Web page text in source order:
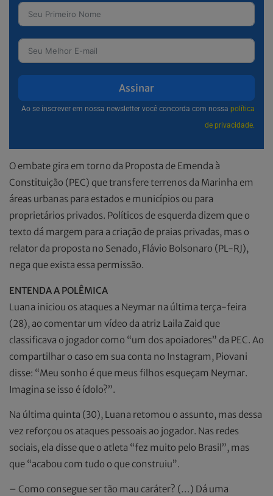
Assinar
Ao se inscrever em nossa newsletter você concorda com nossa política
de privacidade.
O embate gira em torno da Proposta de Emenda à
Constituição (PEC) que transfere terrenos da Marinha em
áreas urbanas para estados e municípios ou para
proprietários privados. Políticos de esquerda dizem que o
texto dá margem para a criação de praias privadas, mas o
relator da proposta no Senado, Flávio Bolsonaro (PL-RJ),
nega que exista essa permissão.
ENTENDA A POLÊMICA
Luana iniciou os ataques a Neymar na última terça-feira
(28), ao comentar um vídeo da atriz Laila Zaid que
classificava o jogador como “um dos apoiadores” da PEC. Ao
compartilhar o caso em sua conta no Instagram, Piovani
disse: “Meu sonho é que meus filhos esqueçam Neymar.
Imagina se isso é ídolo?”.
Na última quinta (30), Luana retomou o assunto, mas dessa
vez reforçou os ataques pessoais ao jogador. Nas redes
sociais, ela disse que o atleta “fez muito pelo Brasil”, mas
que “acabou com tudo o que construiu”.
– Como consegue ser tão mau caráter? (…) Dá uma